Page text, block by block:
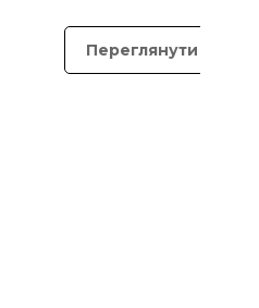
Переглянути